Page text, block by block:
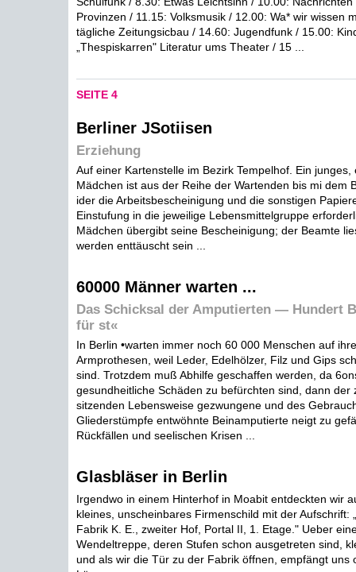
Provinzen / 11.15: Volksmusik / 12.00: Wa* wir wissen
tägliche Zeitungsicbau / 14.60: Jugendfunk / 15.00:
„Thespiskarren" Literatur ums Theater / 15 ...
SEITE 4
Berliner JSotiisen
Erziehung
Auf einer Kartenstelle im Bezirk Tempelhof. Ein junges,
Mädchen ist aus der Reihe der Wartenden bis mi dem
ider die Arbeitsbescheinigung und die sonstigen
Einstufung in die jeweilige Lebensmittelgruppe
Mädchen übergibt seine Bescheinigung; der Beamte
werden enttäuscht sein ...
60000 Männer warten ...
Das Schicksal der Amputierten — Hundert
für st«
In Berlin •warten immer noch 60 000 Menschen auf
Armprothesen, weil Leder, Edelhölzer, Filz und Gips
sind. Trotzdem muß Abhilfe geschaffen werden, da
gesundheitliche Schäden zu befürchten sind, dann der
sitzenden Lebensweise gezwungene und des
Gliederstümpfe entwöhnte Beinamputierte neigt zu
Rückfällen und seelischen Krisen ...
Glasbläser in Berlin
Irgendwo in einem Hinterhof in Moabit entdeckten wir
kleines, unscheinbares Firmenschild mit der Aufschrift:
Fabrik K. E., zweiter Hof, Portal II, 1. Etage." Ueber
Wendeltreppe, deren Stufen schon ausgetreten sind,
und als wir die Tür zu der Fabrik öffnen, empfängt uns